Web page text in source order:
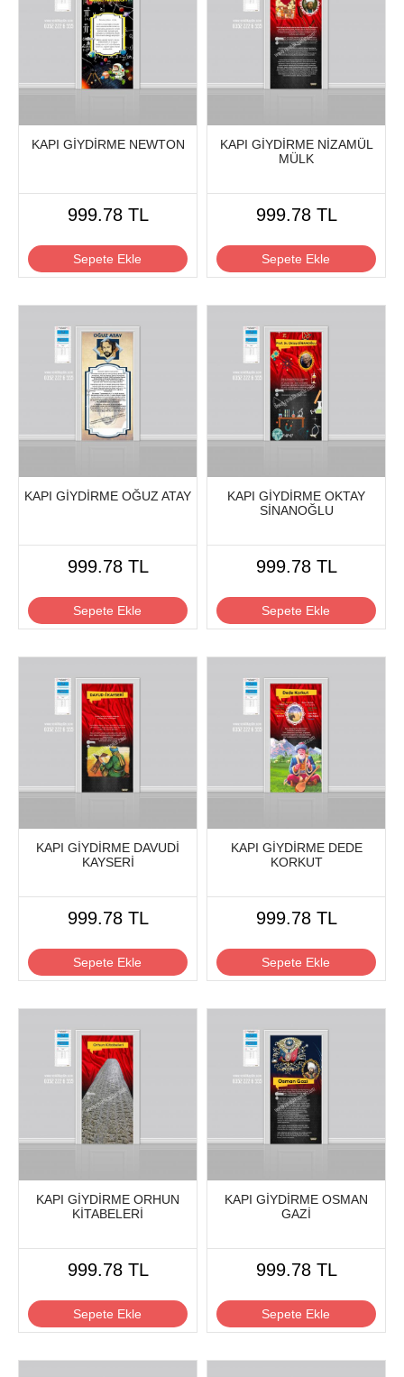
KAPI GİYDİRME NEWTON
999.78 TL
Sepete Ekle
KAPI GİYDİRME NİZAMÜL
MÜLK
999.78 TL
Sepete Ekle
KAPI GİYDİRME OĞUZ ATAY
999.78 TL
Sepete Ekle
KAPI GİYDİRME OKTAY
SİNANOĞLU
999.78 TL
Sepete Ekle
KAPI GİYDİRME DAVUDİ
KAYSERİ
999.78 TL
Sepete Ekle
KAPI GİYDİRME DEDE
KORKUT
999.78 TL
Sepete Ekle
KAPI GİYDİRME ORHUN
KİTABELERİ
999.78 TL
Sepete Ekle
KAPI GİYDİRME OSMAN
GAZİ
999.78 TL
Sepete Ekle